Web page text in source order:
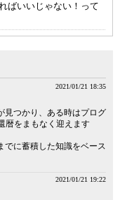
ばいいじゃない！って
2021/01/21 18:35
見つかり、ある時はプログ
暦をまもなく迎えます
でに蓄積した知識をベース
2021/01/21 19:22